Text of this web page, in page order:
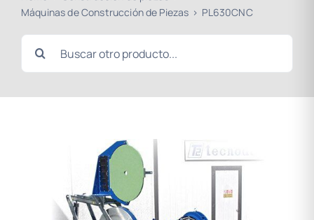
Máquinas de Construcción de Piezas
PL630CNC
Buscar: